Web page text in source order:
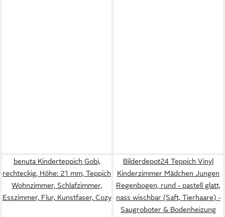
benuta Kinderteppich Gobi,
rechteckig, Höhe: 21 mm, Teppich
Wohnzimmer, Schlafzimmer,
Esszimmer, Flur, Kunstfaser, Cozy
Bilderdepot24 Teppich Vinyl
Kinderzimmer Mädchen Jungen
Regenbogen, rund - pastell glatt,
nass wischbar (Saft, Tierhaare) -
Saugroboter & Bodenheizung